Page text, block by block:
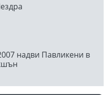
надви Павликени в